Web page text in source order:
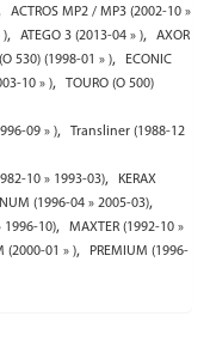
,
ACTROS MP2 / MP3 (2002-10 »
), ATEGO 3 (2013-04 » ),
AXOR
530) (1998-01 » ),
ECONIC
10 » ),
TOURO (O 500)
09 » ),
Transliner (1988-12
10 » 1993-03),
KERAX
(1996-04 » 2005-03),
1996-10),
MAXTER (1992-10 »
(2000-01 » ),
PREMIUM (1996-